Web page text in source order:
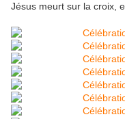
Jésus meurt sur la croix,